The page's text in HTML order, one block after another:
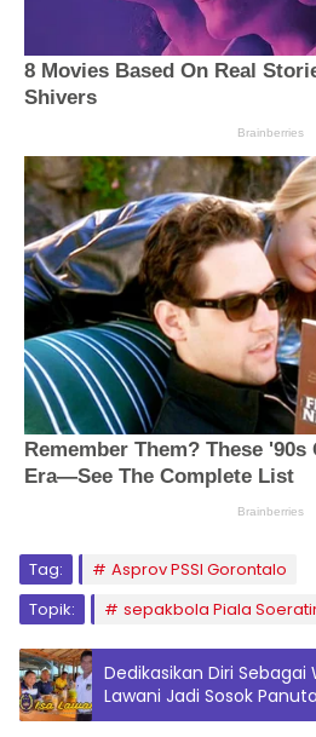
Tag:
Asprov PSSI Gorontalo
Topik:
sepakbola Piala
Dedikasikan Diri Sebagai
Lawani Jadi Sosok